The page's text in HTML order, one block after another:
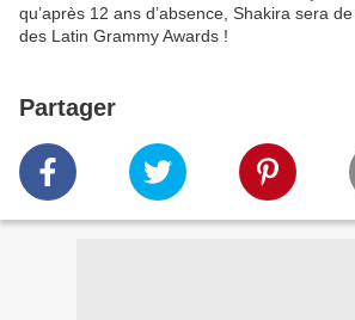
qu’après 12 ans d’absence, Shakira sera
des Latin Grammy Awards !
Partager